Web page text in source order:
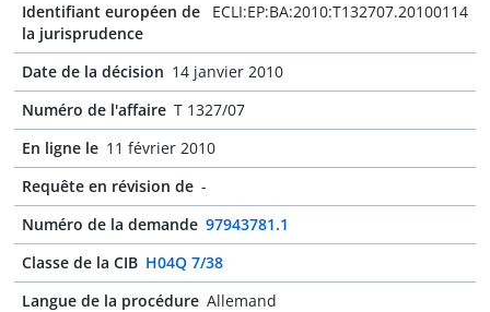
Identifiant européen de
la jurisprudence
ECLI:EP:BA:2010:T132707.20100114
Date de la décision 14 janvier 2010
Numéro de l'affaire T 1327/07
En ligne le 11 février 2010
Requête en révision de -
Numéro de la demande 97943781.1
Classe de la CIB H04Q 7/38
Langue de la procédure Allemand